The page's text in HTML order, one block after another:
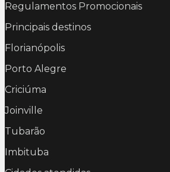
Regulamentos Promocionais
Principais destinos
Florianópolis
Porto Alegre
Criciúma
Joinville
Tubarão
Imbituba